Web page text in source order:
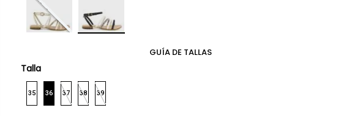
Talla
35 36 37 38 39
GUÍA DE TALLAS